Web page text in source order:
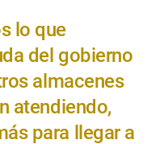
lo que
del gobierno
almacenes
atendiendo,
para llegar a